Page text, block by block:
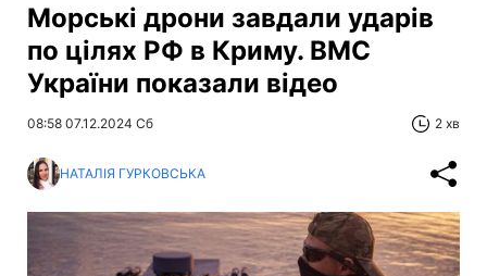
Морські дрони завдали ударів
по цілях РФ в Криму. ВМС
України показали відео
08:58 07.12.2024 Сб 2 хв
НАТАЛІЯ ГУРКОВСЬКА